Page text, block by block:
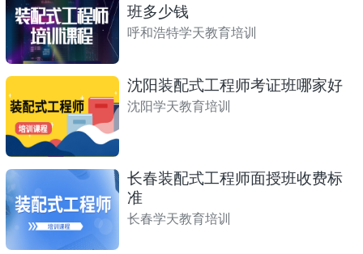
班多少钱
呼和浩特学天教育培训
沈阳装配式工程师考证班哪家好
沈阳学天教育培训
长春装配式工程师面授班收费标
准
长春学天教育培训